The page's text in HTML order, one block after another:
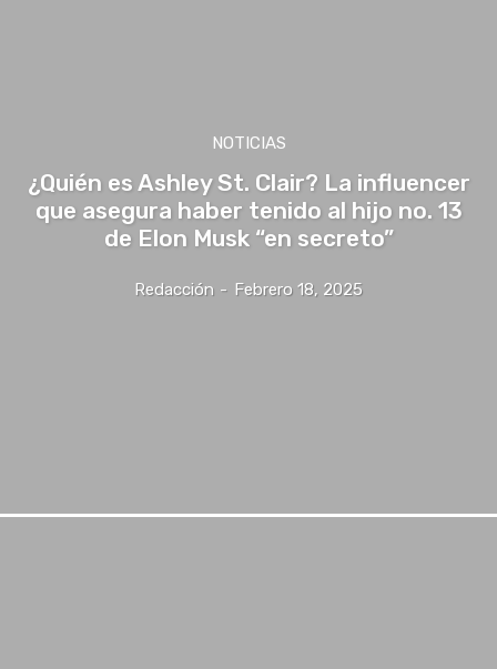
NOTICIAS
¿Quién es Ashley St. Clair? La influencer
que asegura haber tenido al hijo no. 13
de Elon Musk “en secreto”
Redacción - Febrero 18, 2025